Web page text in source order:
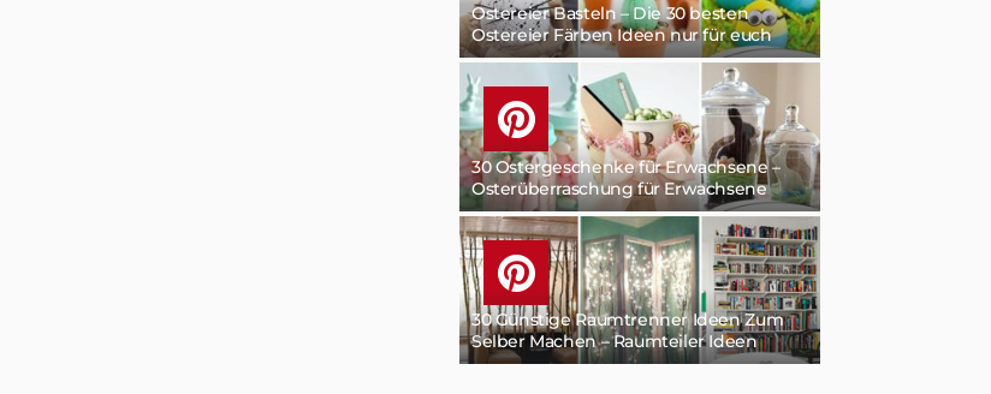
Ostereier Basteln – Die 30 besten
Ostereier Färben Ideen nur für euch
30 Ostergeschenke für Erwachsene –
Osterüberraschung für Erwachsene
30 Günstige Raumtrenner Ideen Zum
Selber Machen – Raumteiler Ideen